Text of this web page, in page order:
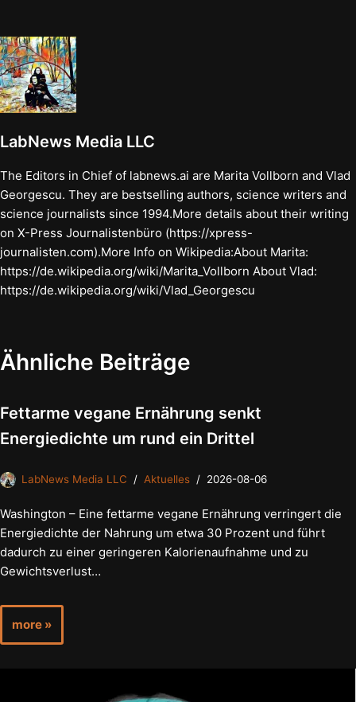
LabNews Media LLC
The Editors in Chief of labnews.ai are Marita Vollborn and Vlad
Georgescu. They are bestselling authors, science writers and
science journalists since 1994.More details about their writing
on X-Press Journalistenbüro (https://xpress-
journalisten.com).More Info on Wikipedia:About Marita:
https://de.wikipedia.org/wiki/Marita_Vollborn About Vlad:
https://de.wikipedia.org/wiki/Vlad_Georgescu
Ähnliche Beiträge
Fettarme vegane Ernährung senkt
Energiedichte um rund ein Drittel
LabNews Media LLC Aktuelles 2026-08-06
Washington – Eine fettarme vegane Ernährung verringert die
Energiedichte der Nahrung um etwa 30 Prozent und führt
dadurch zu einer geringeren Kalorienaufnahme und zu
Gewichtsverlust…
more »